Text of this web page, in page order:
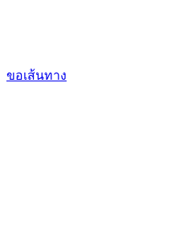
ขอเส้นทาง